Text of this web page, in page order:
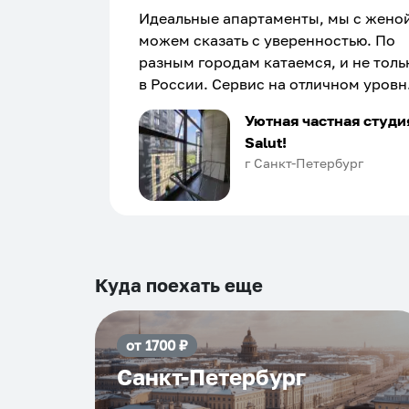
Идеальные апартаменты, мы с
можем сказать с уверенностью. По
разным городам катаемся, и не
в России. Сервис на отличном
Хозяин апартаментов доброй души
человек, всегда можно
подскажет что как и почему.
Рекомендуем на 100% и вам, и
и сами будем приезжать еще...
Уютная частная
Salut!
г Санкт-Петербург
Куда поехать еще
от 1700₽
Санкт-Петербург